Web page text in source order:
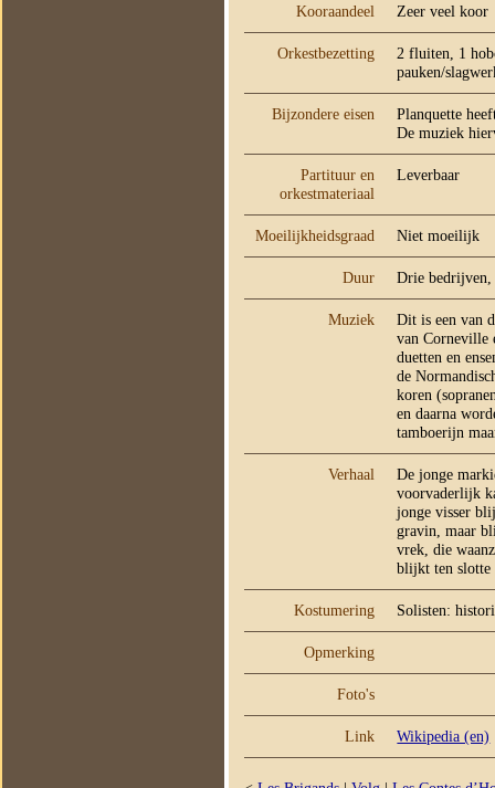
Kooraandeel Zeer veel koor
Orkestbezetting
2 fluiten, 1
pauken/
Bijzondere eisen
Planquette
De muziek
Partituur en
orkestmateriaal
Leverbaar
Moeilijkheidsgraad Niet moeilijk
Duur Drie
Muziek
Dit is een van
van Corneville
duetten en
de
koren
en daarna
tamboerijn
Verhaal
De jonge
voorvaderlijk
jonge visser
gravin, maar
vrek, die
blijkt ten slotte
Kostumering Solisten:
Opmerking
Foto's
Link Wikipedia (en)